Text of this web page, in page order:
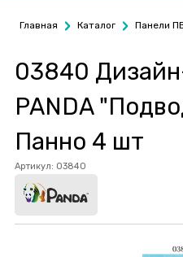
Главная Каталог Панели
03840
PANDA
Панно 4 шт
Артикул: 03840